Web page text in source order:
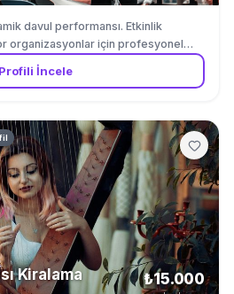
davul performansı. Etkinlik
organizasyonlar için profesyonel
Profili İncele
Kiralama ₺15.000